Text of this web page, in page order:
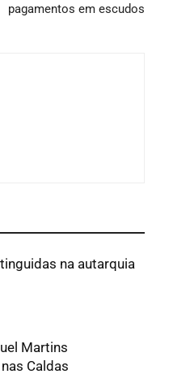
pagamentos em escudos
na autarquia
Martins
Caldas